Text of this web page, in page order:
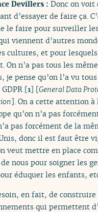
Devillers :Donc on voit
d’essayer de faire ça.
le faire pour surveiller
viennent d’autres
cultures, et pour
On n’a pas tous les
je pense qu’on l’a vu
[1] [General Data
]. On a cette attention à
qu’on n’a pas
pas forcément de la
donc il est faut être
veut mettre en place
nous pour soigner les
éduquer les enfants,
en fait, de construire
qui permettent